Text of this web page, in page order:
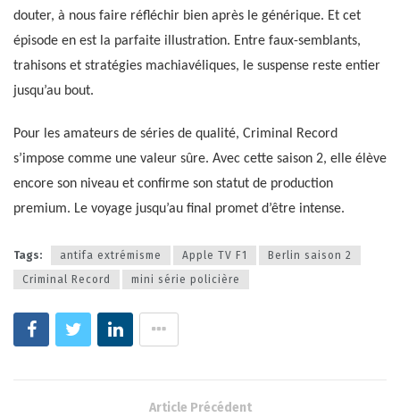
douter, à nous faire réfléchir bien après le générique. Et cet
épisode en est la parfaite illustration. Entre faux-semblants,
trahisons et stratégies machiavéliques, le suspense reste entier
jusqu’au bout.
Pour les amateurs de séries de qualité, Criminal Record
s’impose comme une valeur sûre. Avec cette saison 2, elle élève
encore son niveau et confirme son statut de production
premium. Le voyage jusqu’au final promet d’être intense.
Tags: antifa extrémisme Apple TV F1
Berlin saison 2
Criminal Record
mini série policière
Article Précédent